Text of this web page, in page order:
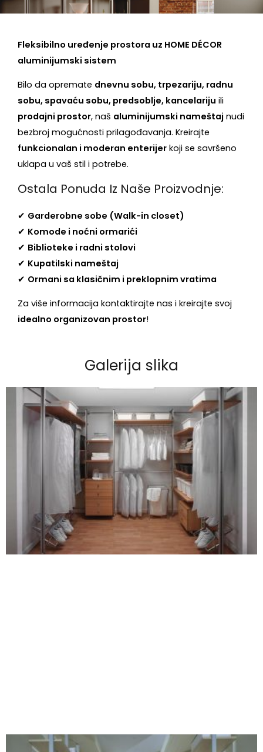
Fleksibilno uređenje prostora uz HOME DÉCOR
aluminijumski sistem
Bilo da opremate dnevnu sobu, trpezariju, radnu
sobu, spavaću sobu, predsoblje, kancelariju ili
prodajni prostor, naš aluminijumski nameštaj nudi
bezbroj mogućnosti prilagođavanja. Kreirajte
funkcionalan i moderan enterijer koji se savršeno
uklapa u vaš stil i potrebe.
Ostala Ponuda Iz Naše Proizvodnje:
✔ Garderobne sobe (Walk-in closet)
✔ Komode i noćni ormarići
✔ Biblioteke i radni stolovi
✔ Kupatilski nameštaj
✔ Ormani sa klasičnim i preklopnim vratima
Za više informacija kontaktirajte nas i kreirajte svoj
idealno organizovan prostor!
Galerija slika